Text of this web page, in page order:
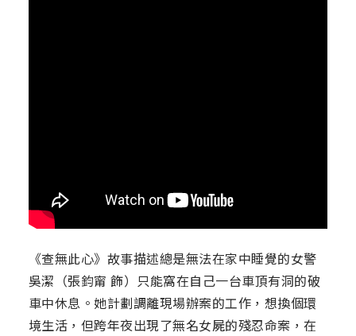
《查無此心》故事描述總是無法在家中睡覺的女警
吳潔（張鈞甯 飾）只能窩在自己一台車頂有洞的破
車中休息。她計劃調離現場辦案的工作，想換個環
境生活，但跨年夜出現了無名女屍的殘忍命案，在